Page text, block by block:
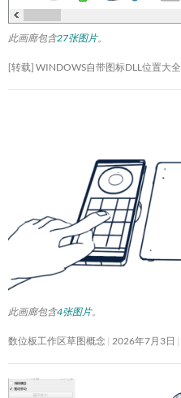
此画廊包含27张图片。
[转载] WINDOWS自带图标DLL位置大全
此画廊包含4张图片。
数位板工作区草图概念 2026年7月3日